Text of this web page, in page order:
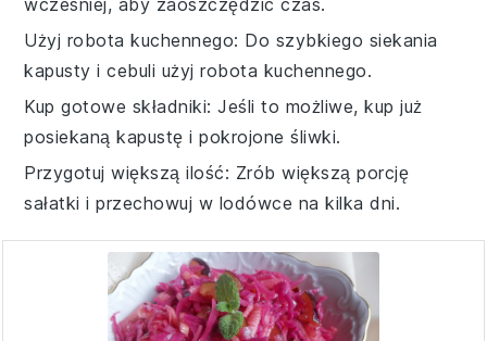
wcześniej, aby zaoszczędzić czas.
Użyj robota kuchennego: Do szybkiego siekania
kapusty icebuli użyj robota kuchennego.
Kup gotowe składniki: Jeśli to możliwe, kup już
posiekanąkapustę i pokrojoneśliwki.
Przygotuj większą ilość: Zrób większą porcję
sałatki i przechowuj w lodówce na kilka dni.